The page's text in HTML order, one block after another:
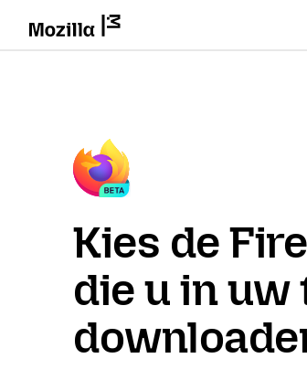
Kies de
die u in